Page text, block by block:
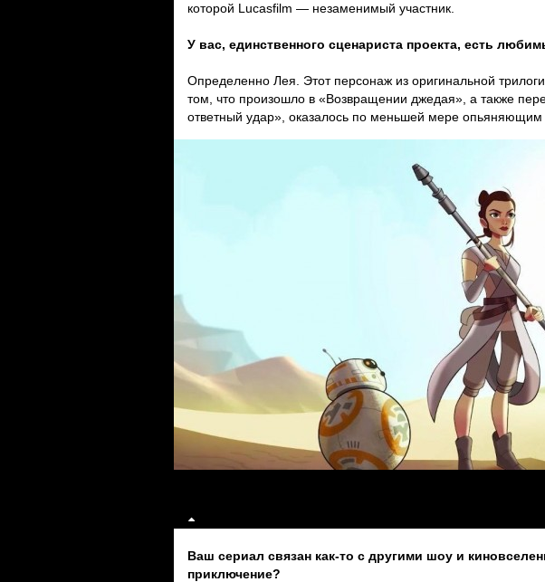
которой Lucasfilm — незаменимый участник.
У вас, единственного сценариста проекта, есть
Определенно Лея. Этот персонаж из оригинальной
том, что произошло в «Возвращении джедая», а также
ответный удар», оказалось по меньшей мере опьяняющим
Ваш сериал связан как-то с другими шоу и
приключение?